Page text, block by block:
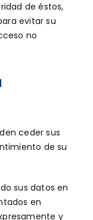
de éstos,
evitar su
no
ceder sus
de su
sus datos en
en
y